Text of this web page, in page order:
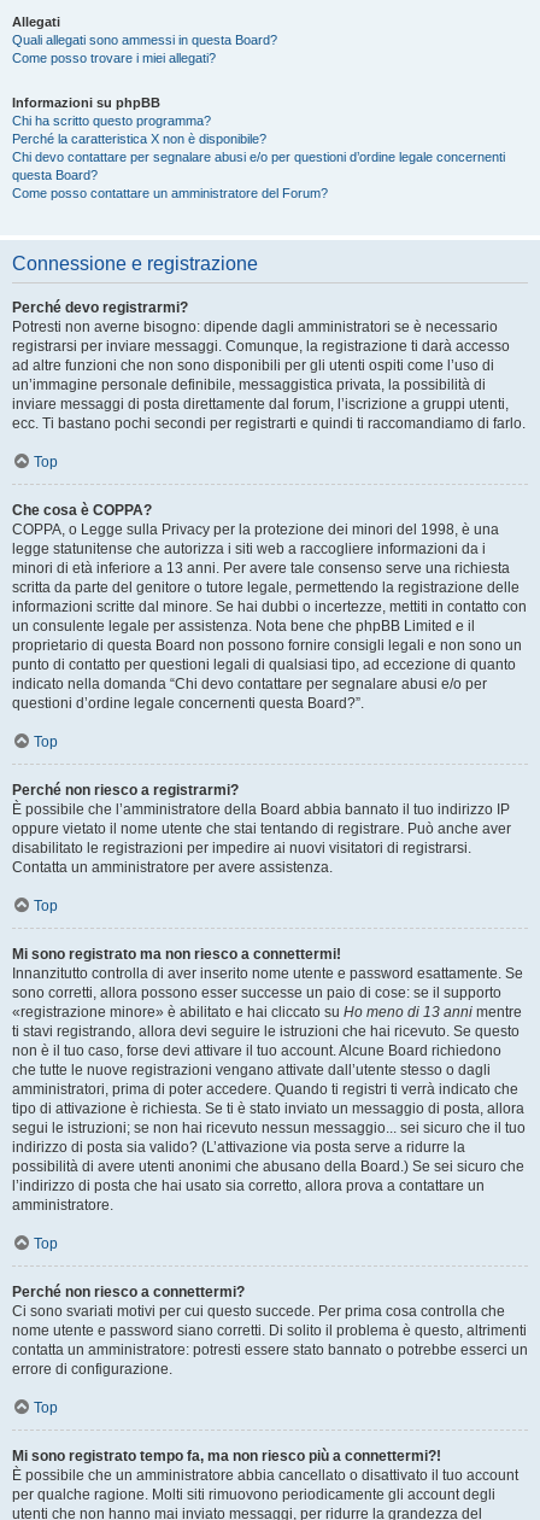
Allegati
Quali allegati sono ammessi in questa Board?
Come posso trovare i miei allegati?
Informazioni su phpBB
Chi ha scritto questo programma?
Perché la caratteristica X non è disponibile?
Chi devo contattare per segnalare abusi e/o per questioni d’ordine legale concernenti
questa Board?
Come posso contattare un amministratore del Forum?
Connessione e registrazione
Perché devo registrarmi?
Potresti non averne bisogno: dipende dagli amministratori se è necessario
registrarsi per inviare messaggi. Comunque, la registrazione ti darà accesso
ad altre funzioni che non sono disponibili per gli utenti ospiti come l’uso di
un’immagine personale definibile, messaggistica privata, la possibilità di
inviare messaggi di posta direttamente dal forum, l’iscrizione a gruppi utenti,
ecc. Ti bastano pochi secondi per registrarti e quindi ti raccomandiamo di farlo.
Top
Che cosa è COPPA?
COPPA, o Legge sulla Privacy per la protezione dei minori del 1998, è una
legge statunitense che autorizza i siti web a raccogliere informazioni da i
minori di età inferiore a 13 anni. Per avere tale consenso serve una richiesta
scritta da parte del genitore o tutore legale, permettendo la registrazione delle
informazioni scritte dal minore. Se hai dubbi o incertezze, mettiti in contatto con
un consulente legale per assistenza. Nota bene che phpBB Limited e il
proprietario di questa Board non possono fornire consigli legali e non sono un
punto di contatto per questioni legali di qualsiasi tipo, ad eccezione di quanto
indicato nella domanda “Chi devo contattare per segnalare abusi e/o per
questioni d’ordine legale concernenti questa Board?”.
Top
Perché non riesco a registrarmi?
È possibile che l’amministratore della Board abbia bannato il tuo indirizzo IP
oppure vietato il nome utente che stai tentando di registrare. Può anche aver
disabilitato le registrazioni per impedire ai nuovi visitatori di registrarsi.
Contatta un amministratore per avere assistenza.
Top
Mi sono registrato ma non riesco a connettermi!
Innanzitutto controlla di aver inserito nome utente e password esattamente. Se
sono corretti, allora possono esser successe un paio di cose: se il supporto
«registrazione minore» è abilitato e hai cliccato su Ho meno di 13 anni mentre
ti stavi registrando, allora devi seguire le istruzioni che hai ricevuto. Se questo
non è il tuo caso, forse devi attivare il tuo account. Alcune Board richiedono
che tutte le nuove registrazioni vengano attivate dall’utente stesso o dagli
amministratori, prima di poter accedere. Quando ti registri ti verrà indicato che
tipo di attivazione è richiesta. Se ti è stato inviato un messaggio di posta, allora
segui le istruzioni; se non hai ricevuto nessun messaggio... sei sicuro che il tuo
indirizzo di posta sia valido? (L’attivazione via posta serve a ridurre la
possibilità di avere utenti anonimi che abusano della Board.) Se sei sicuro che
l’indirizzo di posta che hai usato sia corretto, allora prova a contattare un
amministratore.
Top
Perché non riesco a connettermi?
Ci sono svariati motivi per cui questo succede. Per prima cosa controlla che
nome utente e password siano corretti. Di solito il problema è questo, altrimenti
contatta un amministratore: potresti essere stato bannato o potrebbe esserci un
errore di configurazione.
Top
Mi sono registrato tempo fa, ma non riesco più a connettermi?!
È possibile che un amministratore abbia cancellato o disattivato il tuo account
per qualche ragione. Molti siti rimuovono periodicamente gli account degli
utenti che non hanno mai inviato messaggi, per ridurre la grandezza del